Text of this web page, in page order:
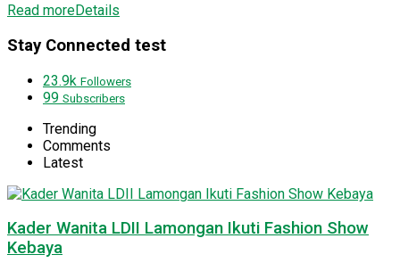
Read moreDetails
Stay Connected test
23.9k Followers
99 Subscribers
Trending
Comments
Latest
Kader Wanita LDII Lamongan Ikuti Fashion Show
Kebaya